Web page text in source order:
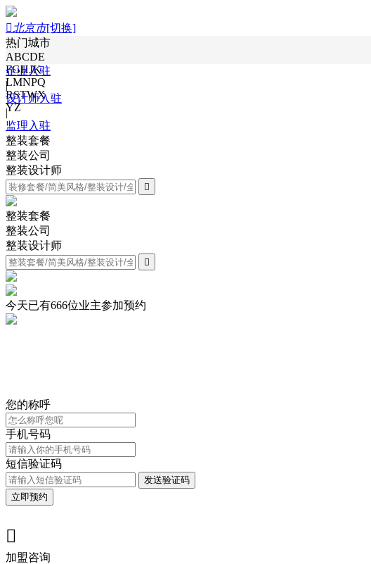
 北京市[切换]
热门城市
ABCDE
FGHJK
LMNPQ
RSTWX
YZ
企业入驻
|
设计师入驻
|
监理入驻
整装套餐
整装公司
整装设计师

整装套餐
整装公司
整装设计师

今天已有666位业主参加预约
您的称呼
手机号码
短信验证码
发送验证码
立即预约

加盟咨询